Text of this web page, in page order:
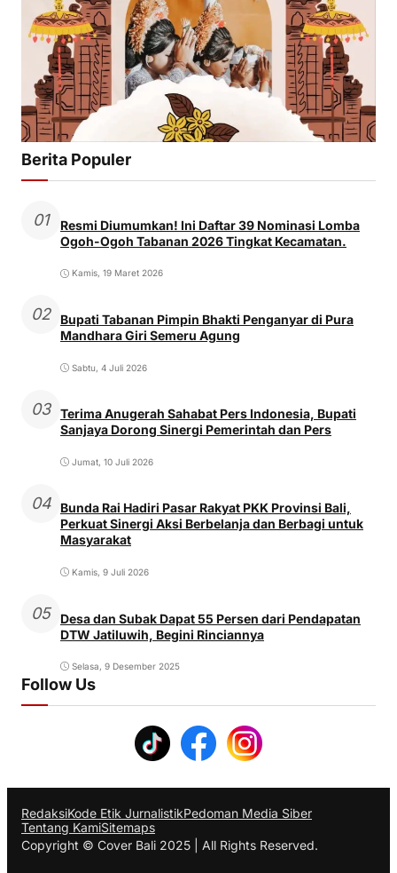
Berita Populer
01
Resmi Diumumkan! Ini Daftar 39 Nominasi Lomba
Ogoh-Ogoh Tabanan 2026 Tingkat Kecamatan.
Kamis, 19 Maret 2026
02
Bupati Tabanan Pimpin Bhakti Penganyar di Pura
Mandhara Giri Semeru Agung
Sabtu, 4 Juli 2026
03
Terima Anugerah Sahabat Pers Indonesia, Bupati
Sanjaya Dorong Sinergi Pemerintah dan Pers
Jumat, 10 Juli 2026
04
Bunda Rai Hadiri Pasar Rakyat PKK Provinsi Bali,
Perkuat Sinergi Aksi Berbelanja dan Berbagi untuk
Masyarakat
Kamis, 9 Juli 2026
05
Desa dan Subak Dapat 55 Persen dari Pendapatan
DTW Jatiluwih, Begini Rinciannya
Selasa, 9 Desember 2025
Follow Us
RedaksiKode Etik JurnalistikPedoman Media Siber
Tentang KamiSitemaps
Copyright © Cover Bali 2025 | All Rights Reserved.